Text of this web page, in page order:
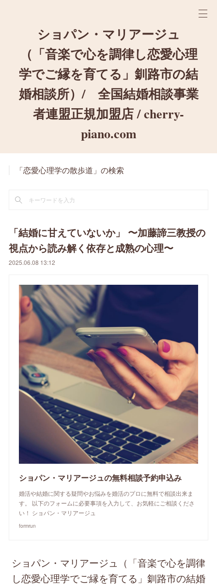
ショパン・マリアージュ
（「音楽で心を調律し恋愛心理
学でご縁を育てる」釧路市の結
婚相談所）/ 全国結婚相談事業
者連盟正規加盟店 / cherry-
piano.com
「恋愛心理学の散歩道」の検索
「結婚に甘えていないか」 〜加藤諦三教授の
視点から読み解く依存と成熟の心理〜
2025.06.08 13:12
ショパン・マリアージュの無料相談予約申込み
婚活や結婚に関する疑問やお悩みを婚活のプロに無料で相談出来ま
す。 以下のフォームに必要事項を入力して、お気軽にご相談くださ
い！ ショパン・マリアージュ
formrun
ショパン・マリアージュ（「音楽で心を調律
し恋愛心理学でご縁を育てる」釧路市の結婚